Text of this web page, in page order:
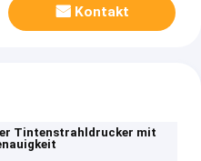
Kontakt
Tintenstrahldrucker mit